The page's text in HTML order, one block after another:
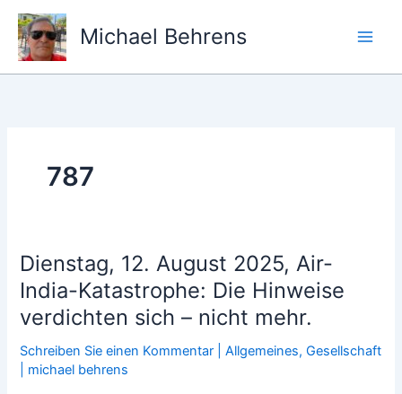
Zum
Inhalt
springen
Michael Behrens
787
Dienstag, 12. August 2025, Air-
India-Katastrophe: Die Hinweise
verdichten sich – nicht mehr.
Schreiben Sie einen Kommentar |Allgemeines,Gesellschaft
michael behrens